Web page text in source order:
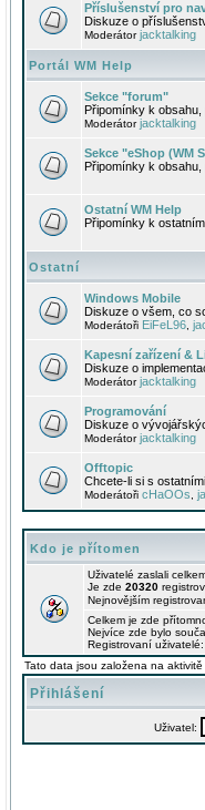
Příslušenství pro
Diskuze o
Moderátorjacktalking
Portál WM Help
Sekce "forum"
Připomínky k
Moderátorjacktalking
Sekce "eShop (WM
Připomínky k
Ostatní WM Help
Připomínky k
Ostatní
Windows Mobile
Diskuze o všem, co
Moderátoři EiFeL96
Kapesní zařízení &
Diskuze o
Moderátorjacktalking
Programování
Diskuze o
Moderátorjacktalking
Offtopic
Chcete-li si s
Moderátoři cHaOOs
Kdo je přítomen
Uživatelé zaslali
Je zde 20320
Nejnovějším
Celkem je zde
Nejvíce zde bylo
Registrovaní
Tato data jsou založena na
Přihlášení
Uživatel: